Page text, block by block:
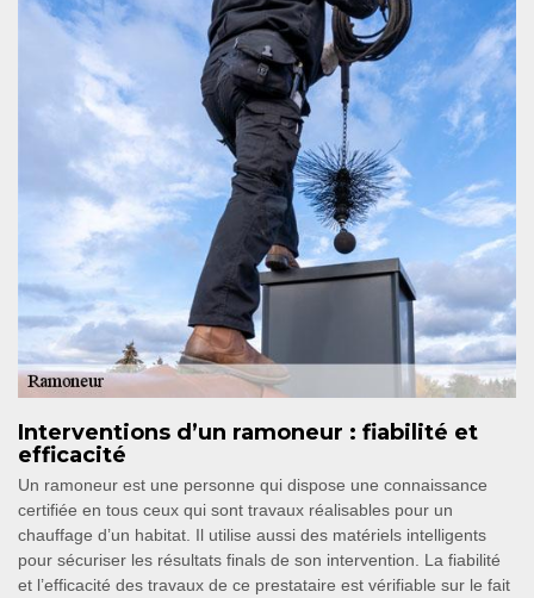
Interventions d’un ramoneur : fiabilité et
efficacité
Un ramoneur est une personne qui dispose une connaissance
certifiée en tous ceux qui sont travaux réalisables pour un
chauffage d’un habitat. Il utilise aussi des matériels intelligents
pour sécuriser les résultats finals de son intervention. La fiabilité
et l’efficacité des travaux de ce prestataire est vérifiable sur le fait